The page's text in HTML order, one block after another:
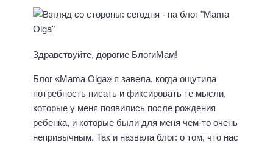
Здравствуйте, дорогие БлогиМам!
Блог «Mama Olga» я завела, когда ощутила
потребность писать и фиксировать те мысли,
которые у меня появились после рождения
ребенка, и которые были для меня чем-то очень
непривычным. Так и назвала блог: о том, что нас